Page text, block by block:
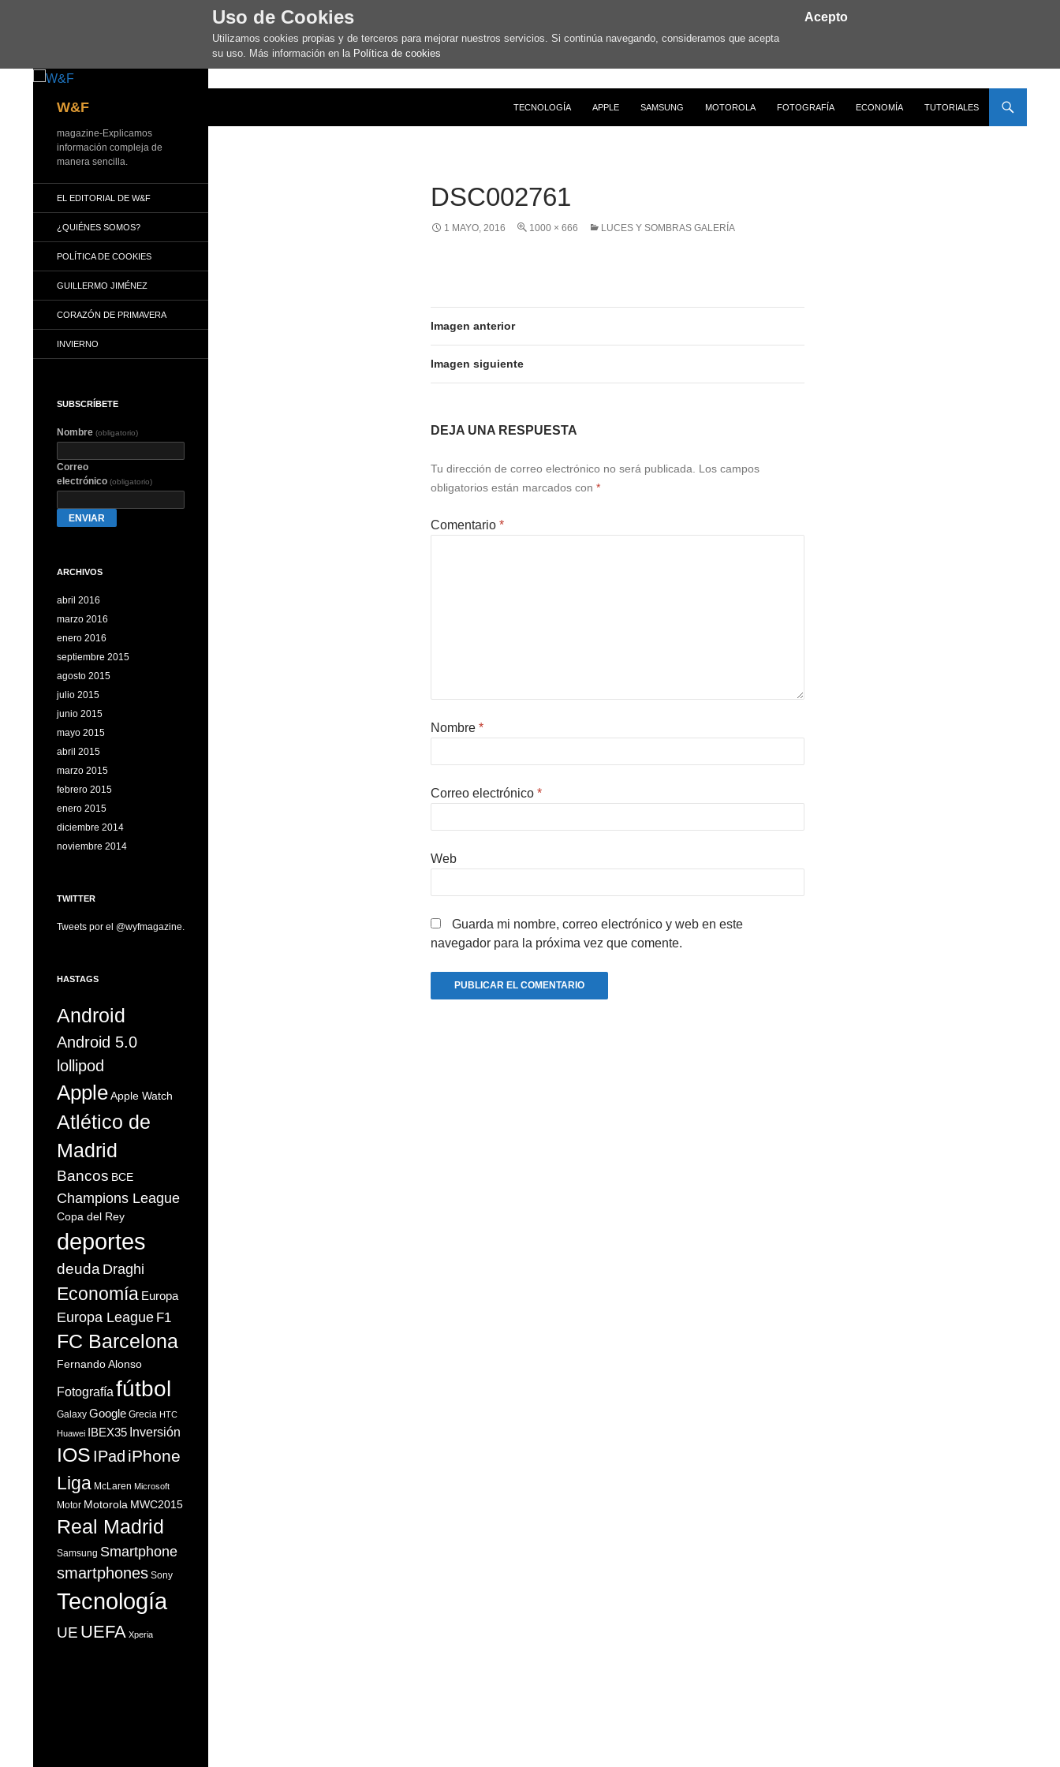
Uso de Cookies
Utilizamos cookies propias y de terceros para mejorar nuestros servicios. Si continúa navegando, consideramos que acepta
su uso. Más información en la Política de cookies
Acepto
W&F
TECNOLOGÍA
APPLE SAMSUNG MOTOROLA FOTOGRAFÍA ECONOMÍA TUTORIALES
DSC002761
1 MAYO, 2016 1000 × 666 LUCES Y SOMBRAS GALERÍA
Imagen anterior
Imagen siguiente
DEJA UNA RESPUESTA
Tu dirección de correo electrónico no será publicada.
Los campos
obligatorios están marcados con *
Comentario *
Nombre *
Correo electrónico *
Web
Guarda mi nombre, correo electrónico y web en este
navegador para la próxima vez que comente.
magazine-Explicamos
información compleja de
manera sencilla.
EL EDITORIAL DE W&F
¿QUIÉNES SOMOS?
POLÍTICA DE COOKIES
GUILLERMO JIMÉNEZ
CORAZÓN DE PRIMAVERA
INVIERNO
SUBSCRÍBETE
Nombre (obligatorio)
Correo
electrónico (obligatorio)
ENVIAR
ARCHIVOS
abril 2016
marzo 2016
enero 2016
septiembre 2015
agosto 2015
julio 2015
junio 2015
mayo 2015
abril 2015
marzo 2015
febrero 2015
enero 2015
diciembre 2014
noviembre 2014
TWITTER
Tweets por el @wyfmagazine.
HASTAGS
Android
Android 5.0
lollipod
AppleApple Watch
Atlético de
Madrid
Bancos BCE
Champions League
Copa del Rey
deportes
deuda Draghi
Economía Europa
Europa League F1
FC Barcelona
Fernando Alonso
Fotografía fútbol
Galaxy Google Grecia HTC
Huawei IBEX35 Inversión
IOS IPad iPhone
Liga McLaren Microsoft
Motor Motorola MWC2015
Real Madrid
Samsung Smartphone
smartphones Sony
Tecnología
UE UEFA Xperia